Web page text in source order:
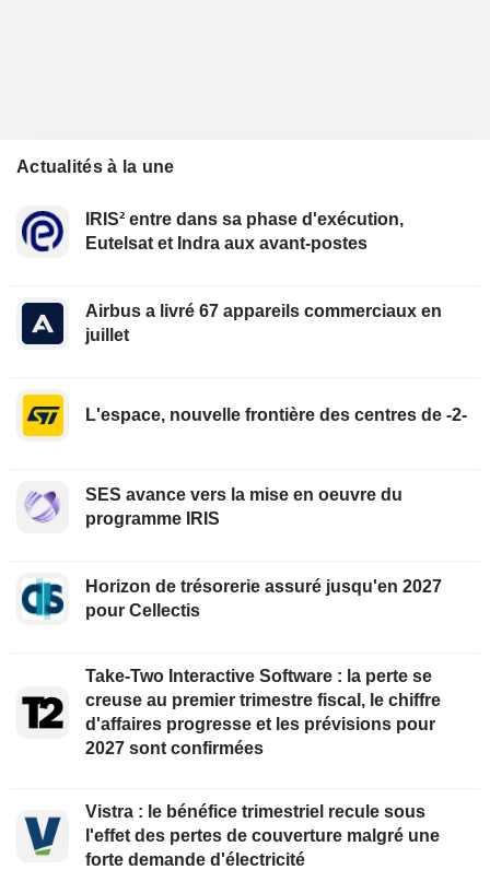
Actualités à la une
IRIS² entre dans sa phase d'exécution,
Eutelsat et Indra aux avant-postes
Airbus a livré 67 appareils commerciaux en
juillet
L'espace, nouvelle frontière des centres de -2-
SES avance vers la mise en oeuvre du
programme IRIS
Horizon de trésorerie assuré jusqu'en 2027
pour Cellectis
Take-Two Interactive Software : la perte se
creuse au premier trimestre fiscal, le chiffre
d'affaires progresse et les prévisions pour
2027 sont confirmées
Vistra : le bénéfice trimestriel recule sous
l'effet des pertes de couverture malgré une
forte demande d'électricité